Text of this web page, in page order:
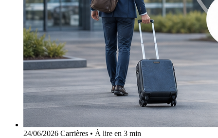
24/06/2026 Carrières • À lire en 3 min